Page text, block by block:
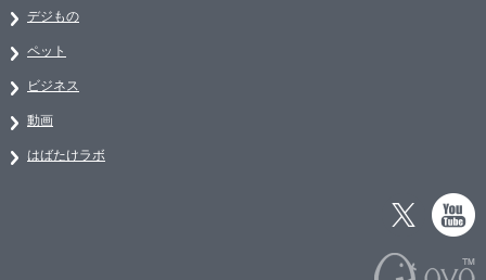
デジもの
ペット
ビジネス
動画
はばたけラボ